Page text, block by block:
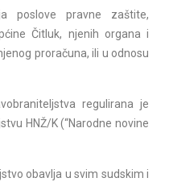
poslove pravne zaštite,
Čitluk, njenih organa i
proračuna, ili u odnosu
regulirana je
HNŽ/K (“Narodne novine
obavlja u svim sudskim i